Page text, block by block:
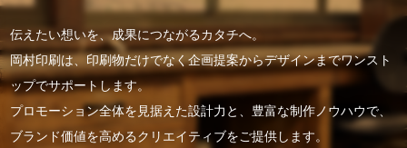
SDGS
環境
総合印刷ソリューショントップ
商業印刷
企画・制作
企画・制作トップ
ソリューション
伝えたい想いを、成果につながるカタチへ。
岡村印刷は、印刷物だけでなく企画提案からデザインまでワンスト
ップでサポートします。
プロモーション全体を見据えた設計力と、豊富な制作ノウハウで、
ブランド価値を高めるクリエイティブをご提供します。